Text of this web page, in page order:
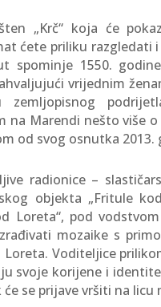
„Krč“ koja će
ćete priliku razgledati
spominje 1550.
vrijednim
na Marendi nešto više
od svog osnutka 2013.
radionice –
objekta „Fritule
Loreta“, pod
mozaike s
Voditeljice
svoje korijene i
se prijave vršiti na licu